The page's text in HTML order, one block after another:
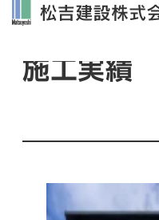
トップ
建築・設計事業
不動産事業
施工実績